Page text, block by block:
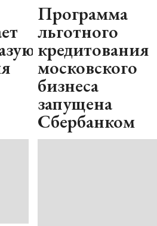
Программа
льготного
кредитования
московского
бизнеса
запущена
Сбербанком